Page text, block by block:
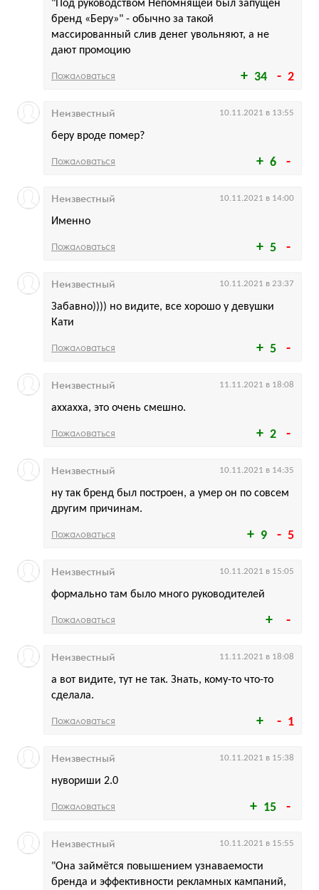
34 2
"Под руководством Непомнящей был запущен
бренд «Беру»" - обычно за такой
массированный слив денег увольняют, а не
дают промоцию
Пожаловаться
6
беру вроде помер?
Неизвестный 10.11.2021 в 13:55
Пожаловаться
5
Именно
Неизвестный 10.11.2021 в 14:00
Пожаловаться
5
Забавно)))) но видите, все хорошо у девушки
Кати
Неизвестный 10.11.2021 в 23:37
Пожаловаться
2
аххахха, это очень смешно.
Неизвестный 11.11.2021 в 18:08
Пожаловаться
9 5
ну так бренд был построен, а умер он по совсем
другим причинам.
Неизвестный 10.11.2021 в 14:35
Пожаловаться
формально там было много руководителей
Неизвестный 10.11.2021 в 15:05
Пожаловаться
1
а вот видите, тут не так. Знать, кому-то что-то
сделала.
Неизвестный 11.11.2021 в 18:08
Пожаловаться
15
нувориши 2.0
Неизвестный 10.11.2021 в 15:38
Пожаловаться
"Она займётся повышением узнаваемости
бренда и эффективности рекламных кампаний,
Неизвестный 10.11.2021 в 15:55